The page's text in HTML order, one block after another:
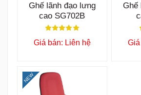
Ghế lãnh đạo lưng
cao SG702B
Giá bán: Liên hệ
Ghế lãnh đạo lưng
NEW